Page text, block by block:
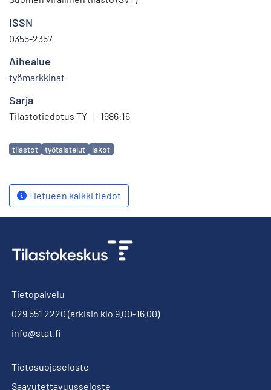
ISSN
0355-2357
Aihealue
työmarkkinat
Sarja
Tilastotiedotus TY | 1986:16
Avainsanat
tilastot työtaistelut lakot
Tietueen kaikki tiedot
Tietopalvelu
029 551 2220 (arkisin klo 9.00-16.00)
info@stat.fi
Tietosuojaseloste
Saavutettavuusseloste